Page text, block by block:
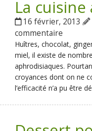
La
16 février, 2013
commentaire
Huîtres, chocolat,
miel, il existe de
aphrodisiaques.
croyances dont on ne
l’efficacité n’a pu être